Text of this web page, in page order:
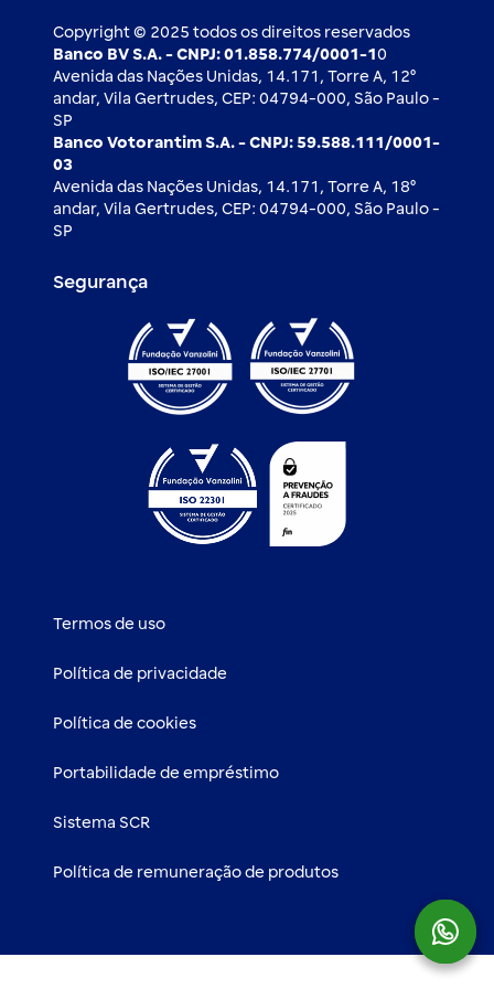
Copyright © 2025 todos os direitos reservados
Banco BV S.A. - CNPJ: 01.858.774/0001-1 0
Avenida das Nações Unidas, 14.171, Torre A, 12⁰
andar, Vila Gertrudes, CEP: 04794-000, São Paulo -
SP
Banco Votorantim S.A. - CNPJ: 59.588.111/0001-
03
Avenida das Nações Unidas, 14.171, Torre A, 18⁰
andar, Vila Gertrudes, CEP: 04794-000, São Paulo -
SP
Segurança
Termos de uso
Política de privacidade
Política de cookies
Portabilidade de empréstimo
Sistema SCR
Política de remuneração de produtos